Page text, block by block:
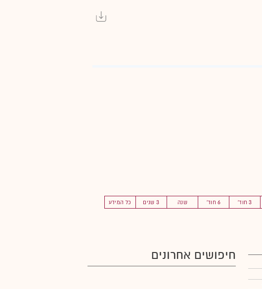
3 חוד' 6 חוד' שנה 3 שנים כל המידע
חיפושים אחרונים